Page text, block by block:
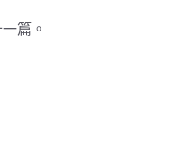
篇。